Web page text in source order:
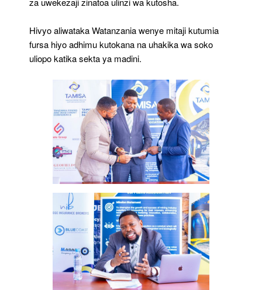
Hivyo aliwataka Watanzania wenye mitaji kutumia
fursa hiyo adhimu kutokana na uhakika wa soko
uliopo katika sekta ya madini.